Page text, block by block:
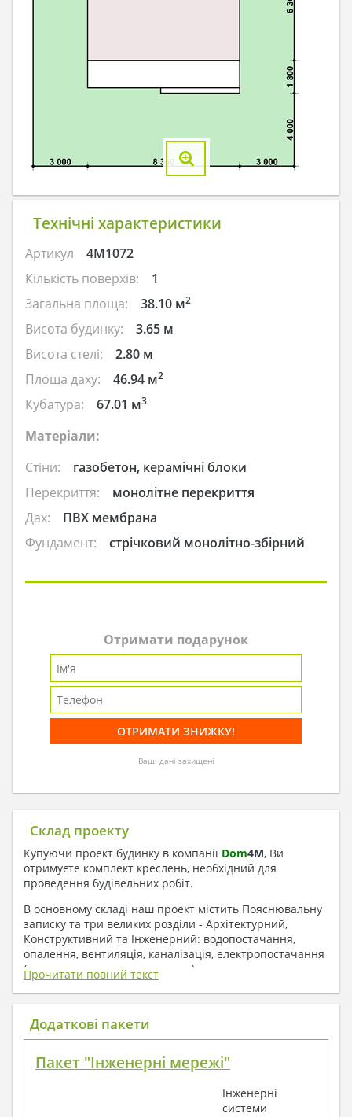
Технічні характеристики
Артикул
4M1072
Кількість поверхів:
1
Загальна площа:
38.10 м2
Висота будинку:
3.65 м
Висота стелі:
2.80 м
Площа даху:
46.94 м2
Кубатура: 67.01 м3
Матеріали:
Стіни:
газобетон, керамічні блоки
Перекриття:
монолітне перекриття
Дах:
ПВХ мембрана
Фундамент:
стрічковий монолітно-збірний
Отримати подарунок
Ваші дані захищені
Склад проекту
Купуючи проект будинку в компанії Dom4M, Ви
отримуєте комплект креслень, необхідний для
проведення будівельних робіт.
В основному складі наш проект містить Пояснювальну
записку та три великих розділи - Архітектурний,
Конструктивний та Інженерний: водопостачання,
опалення, вентиляція, каналізація, електропостачання
( купується за додаткову плату ).
1. До складу Архітектурного розділу
входять:
План покрівлі
Фасади з даними зовнішніх оздоблень
Елементи прорізів – специфікація
Прочитати повний текст
Додаткові пакети
Пакет "Інженерні мережі"
Інженерні
системи